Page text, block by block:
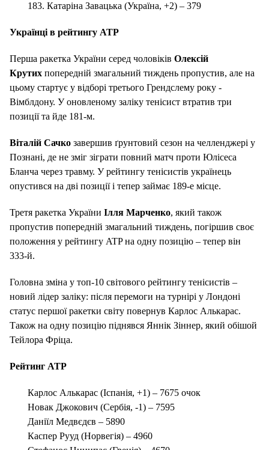
183. Катаріна Завацька (Україна, +2) – 379
Українці в рейтингу ATP
Перша ракетка України серед чоловіків Олексій
Крутих попередній змагальний тиждень пропустив, але на
цьому стартує у відборі третього Грендслему року -
Вімблдону. У оновленому заліку тенісист втратив три
позиції та йде 181-м.
Віталій Сачко завершив ґрунтовий сезон на челленджері у
Познані, де не зміг зіграти повний матч проти Юлісеса
Бланча через травму. У рейтингу тенісистів українець
опустився на дві позиції і тепер займає 189-е місце.
Третя ракетка України Ілля Марченко, який також
пропустив попередній змагальний тиждень, погіршив своє
положення у рейтингу ATP на одну позицію – тепер він
333-й.
Головна зміна у топ-10 світового рейтингу тенісистів –
новий лідер заліку: після перемоги на турнірі у Лондоні
статус першої ракетки світу повернув Карлос Алькарас.
Також на одну позицію піднявся Яннік Зіннер, який обішой
Тейлора Фріца.
Рейтинг ATP
Карлос Алькарас (Іспанія, +1) – 7675 очок
Новак Джокович (Сербія, -1) – 7595
Даніїл Медвєдєв – 5890
Каспер Рууд (Норвегія) – 4960